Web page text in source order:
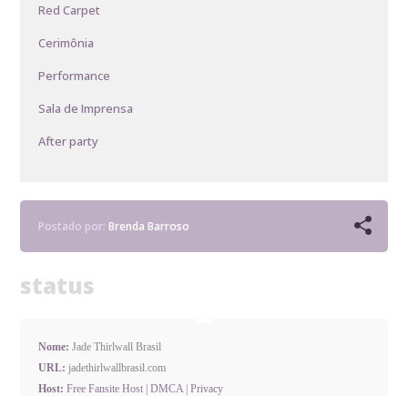
Red Carpet
Cerimônia
Performance
Sala de Imprensa
After party
Postado por:Brenda Barroso
status
Nome:Jade Thirlwall Brasil
URL: jadethirlwallbrasil.com
Host: Free Fansite Host |DMCA |Privacy